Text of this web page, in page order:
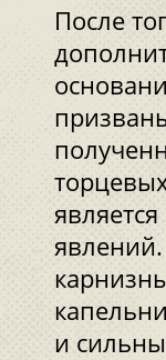
После
и